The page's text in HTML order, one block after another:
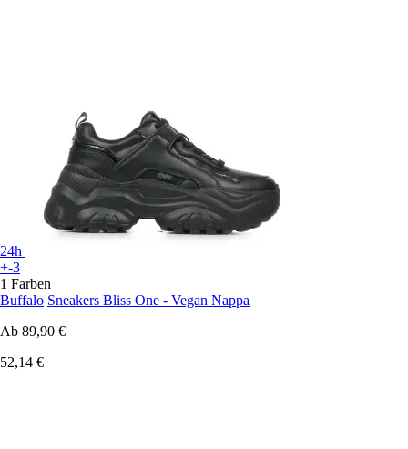
24h
+-3
1 Farben
Buffalo Sneakers Bliss One - Vegan Nappa
Ab 89,90 €
52,14 €